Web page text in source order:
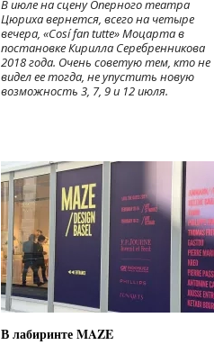
В июле на сцену Оперного театра
Цюриха вернется, всего на четыре
вечера, «Cosí fan tutte» Моцарта в
постановке Кирилла Серебренникова
2018 года. Очень советую тем, кто не
видел ее тогда, не упустить новую
возможность 3, 7, 9 и 12 июля.
В лабиринте MAZE